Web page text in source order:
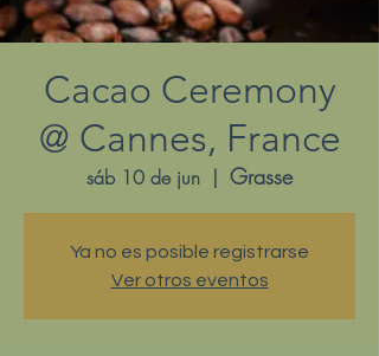
Cacao Ceremony
@ Cannes, France
sáb 10 de jun
  |
Grasse
Ya no es posible registrarse
Ver otros eventos